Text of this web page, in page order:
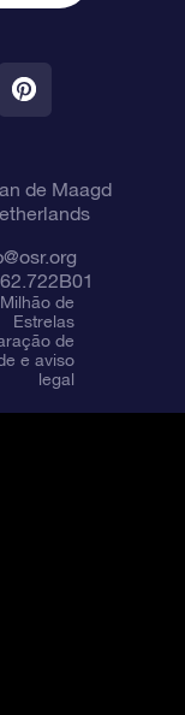
de Maagd
de
Estrelas
de
e aviso
legal